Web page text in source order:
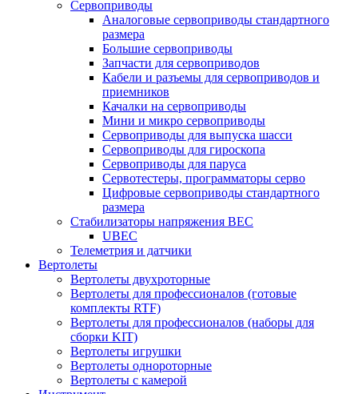
Сервоприводы
Аналоговые сервоприводы стандартного
размера
Большие сервоприводы
Запчасти для сервоприводов
Кабели и разъемы для сервоприводов и
приемников
Качалки на сервоприводы
Мини и микро сервоприводы
Сервоприводы для выпуска шасси
Сервоприводы для гироскопа
Сервоприводы для паруса
Сервотестеры, программаторы серво
Цифровые сервоприводы стандартного
размера
Стабилизаторы напряжения BEC
UBEC
Телеметрия и датчики
Вертолеты
Вертолеты двухроторные
Вертолеты для профессионалов (готовые
комплекты RTF)
Вертолеты для профессионалов (наборы для
сборки KIT)
Вертолеты игрушки
Вертолеты однороторные
Вертолеты с камерой